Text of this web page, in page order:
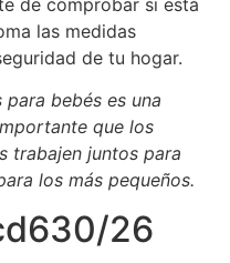
las medidas
de tu hogar.
bebés es una
que los
trabajen juntos para
los más pequeños.
26